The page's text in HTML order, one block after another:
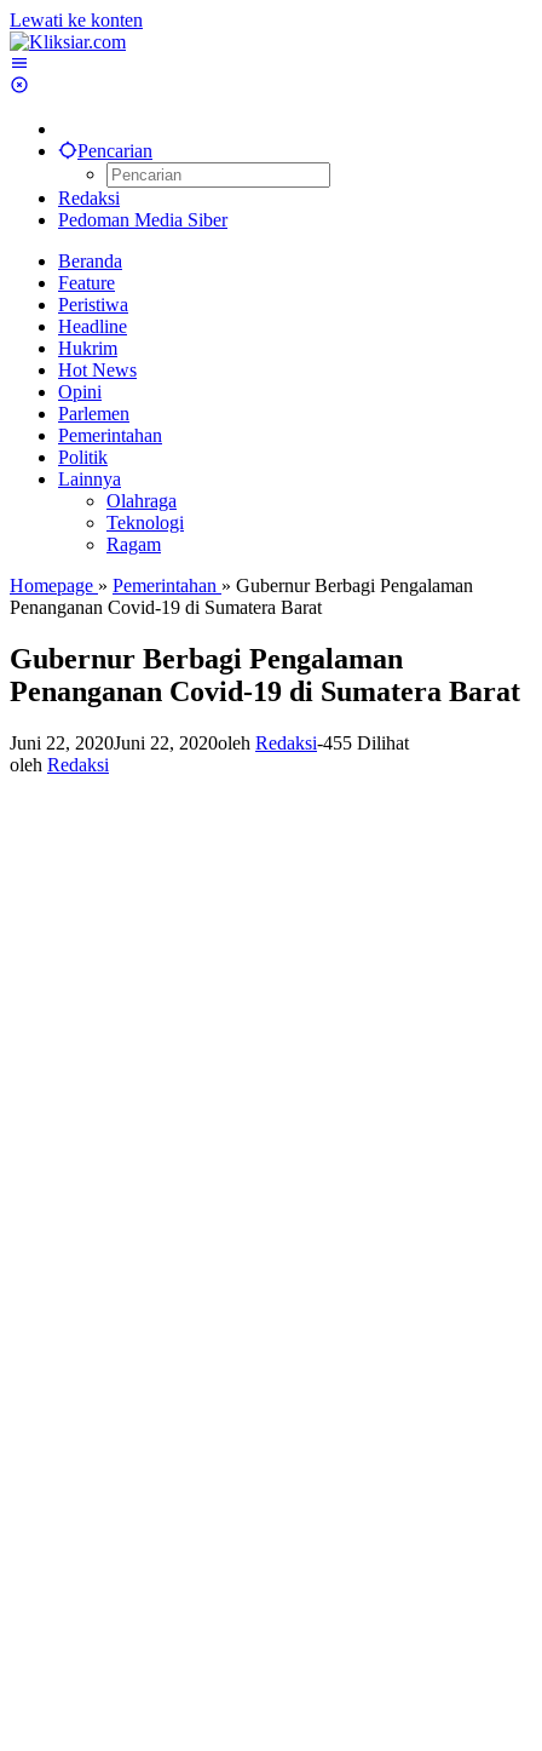
Lewati ke konten
Pencarian
Redaksi
Pedoman Media Siber
Beranda
Feature
Peristiwa
Headline
Hukrim
Hot News
Opini
Parlemen
Pemerintahan
Politik
Lainnya
Olahraga
Teknologi
Ragam
Homepage » Pemerintahan » Gubernur Berbagi Pengalaman
Penanganan Covid-19 di Sumatera Barat
Gubernur Berbagi Pengalaman
Penanganan Covid-19 di Sumatera Barat
Juni 22, 2020Juni 22, 2020oleh Redaksi-455 Dilihat
oleh Redaksi